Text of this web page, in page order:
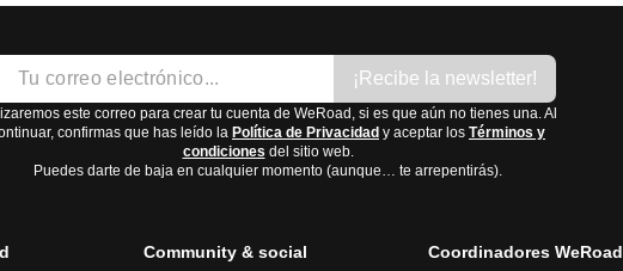
¡Recibe la newsletter!
este correo para crear tu cuenta de WeRoad, si es que aún no tienes una. Al
confirmas que has leído la Política de Privacidad y aceptar los Términos y
condiciones del sitio web.
Puedes darte de baja en cualquier momento (aunque… te arrepentirás).
Community & social
Coordinadores WeRoad